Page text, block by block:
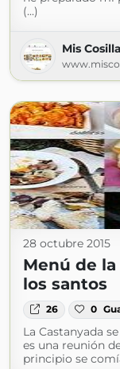
(...)
Mis
28 octubre 2015
Menú de
los santos
26 0
La Castanyada
es una reunión
principio se